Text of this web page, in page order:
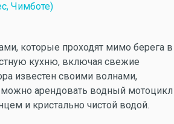
Чимботе)
которые проходят мимо берега в
кухню, включая свежие
известен своими волнами,
арендовать водный мотоцикл
и кристально чистой водой.